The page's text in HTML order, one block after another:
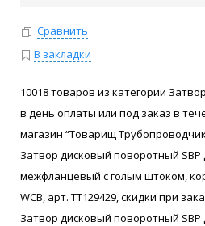
Сравнить
В закладки
10018 товаров из категории
в день оплаты или под заказ в
магазин “Товарищ
Затвор дисковый поворотный SBP
межфланцевый с голым штоком,
WCB, арт. ТТ129429, скидки при
Затвор дисковый поворотный SBP